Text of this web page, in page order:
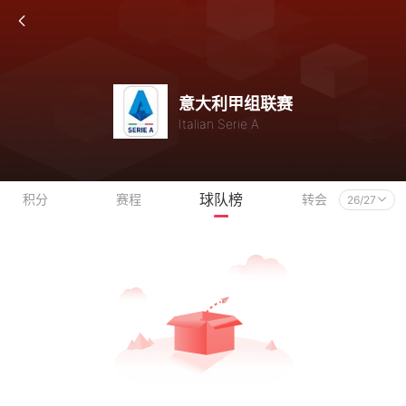
意大利甲组联赛
Italian Serie A
积分 赛程 球队榜 转会 26/27